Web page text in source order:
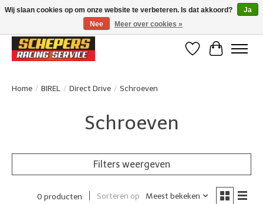
Klanten beoordelen ons met een 4,8/5 op Google reviews
Verlanglijst
Home / BIREL / Direct Drive / Schroeven
Schroeven
Filters weergeven
0 producten Sorteren op Meest bekeken
Wij slaan cookies op om onze website te verbeteren. Is dat akkoord?
Ja
Nee
Meer over cookies »